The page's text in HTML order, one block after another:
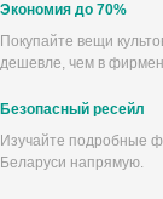
Экономия до 70%
Покупайте вещи
дешевле, чем в
Безопасный ресейл
Изучайте подробные
Беларуси напрямую.